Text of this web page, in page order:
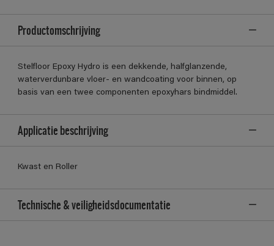
Productomschrijving
Stelfloor Epoxy Hydro is een dekkende, halfglanzende,
waterverdunbare vloer- en wandcoating voor binnen, op
basis van een twee componenten epoxyhars bindmiddel.
Applicatie beschrijving
Kwast en Roller
Technische & veiligheidsdocumentatie